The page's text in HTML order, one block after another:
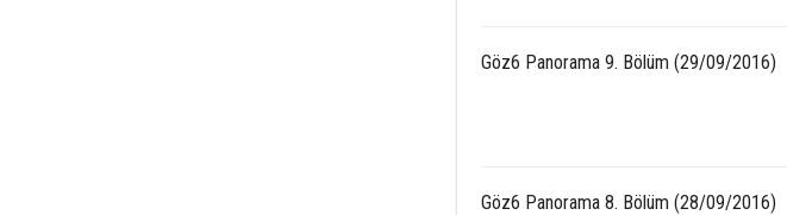
Göz6 Panorama 9. Bölüm (29/09/2016)
Göz6 Panorama 8. Bölüm (28/09/2016)